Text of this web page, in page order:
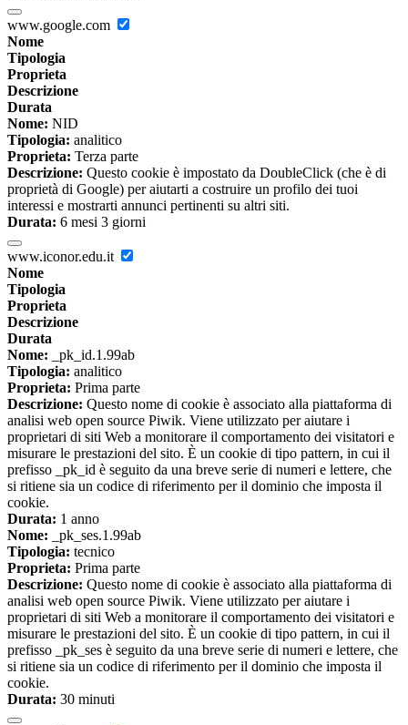
www.google.com
Nome
Tipologia
Proprieta
Descrizione
Durata
Nome: NID
Tipologia: analitico
Proprieta: Terza parte
Descrizione: Questo cookie è impostato da DoubleClick (che è di
proprietà di Google) per aiutarti a costruire un profilo dei tuoi
interessi e mostrarti annunci pertinenti su altri siti.
Durata: 6 mesi 3 giorni
www.iconor.edu.it
Nome
Tipologia
Proprieta
Descrizione
Durata
Nome: _pk_id.1.99ab
Tipologia: analitico
Proprieta: Prima parte
Descrizione: Questo nome di cookie è associato alla piattaforma di
analisi web open source Piwik. Viene utilizzato per aiutare i
proprietari di siti Web a monitorare il comportamento dei visitatori e
misurare le prestazioni del sito. È un cookie di tipo pattern, in cui il
prefisso _pk_id è seguito da una breve serie di numeri e lettere, che
si ritiene sia un codice di riferimento per il dominio che imposta il
cookie.
Durata: 1 anno
Nome: _pk_ses.1.99ab
Tipologia: tecnico
Proprieta: Prima parte
Descrizione: Questo nome di cookie è associato alla piattaforma di
analisi web open source Piwik. Viene utilizzato per aiutare i
proprietari di siti Web a monitorare il comportamento dei visitatori e
misurare le prestazioni del sito. È un cookie di tipo pattern, in cui il
prefisso _pk_ses è seguito da una breve serie di numeri e lettere, che
si ritiene sia un codice di riferimento per il dominio che imposta il
cookie.
Durata: 30 minuti